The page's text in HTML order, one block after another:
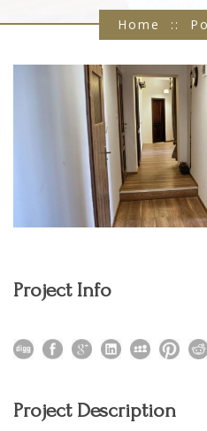
Home ::
Project Info
Project Description